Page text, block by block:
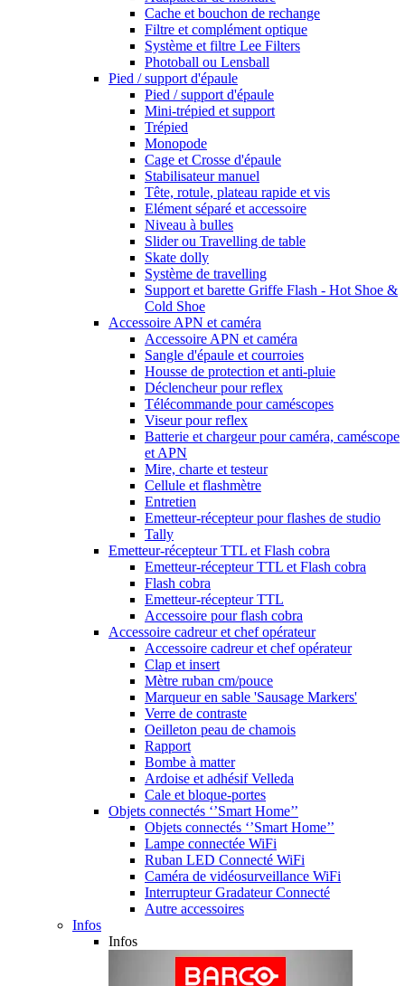
Cache et bouchon de rechange
Filtre et complément optique
Système et filtre Lee Filters
Photoball ou Lensball
Pied / support d'épaule
Pied / support d'épaule
Mini-trépied et support
Trépied
Monopode
Cage et Crosse d'épaule
Stabilisateur manuel
Tête, rotule, plateau rapide et vis
Elément séparé et accessoire
Niveau à bulles
Slider ou Travelling de table
Skate dolly
Système de travelling
Support et barette Griffe Flash - Hot Shoe &
Cold Shoe
Accessoire APN et caméra
Accessoire APN et caméra
Sangle d'épaule et courroies
Housse de protection et anti-pluie
Déclencheur pour reflex
Télécommande pour caméscopes
Viseur pour reflex
Batterie et chargeur pour caméra, caméscope
et APN
Mire, charte et testeur
Cellule et flashmètre
Entretien
Emetteur-récepteur pour flashes de studio
Tally
Emetteur-récepteur TTL et Flash cobra
Emetteur-récepteur TTL et Flash cobra
Flash cobra
Emetteur-récepteur TTL
Accessoire pour flash cobra
Accessoire cadreur et chef opérateur
Accessoire cadreur et chef opérateur
Clap et insert
Mètre ruban cm/pouce
Marqueur en sable 'Sausage Markers'
Verre de contraste
Oeilleton peau de chamois
Rapport
Bombe à matter
Ardoise et adhésif Velleda
Cale et bloque-portes
Objets connectés ‘’Smart Home’’
Objets connectés ‘’Smart Home’’
Lampe connectée WiFi
Ruban LED Connecté WiFi
Caméra de vidéosurveillance WiFi
Interrupteur Gradateur Connecté
Autre accessoires
Infos
Infos